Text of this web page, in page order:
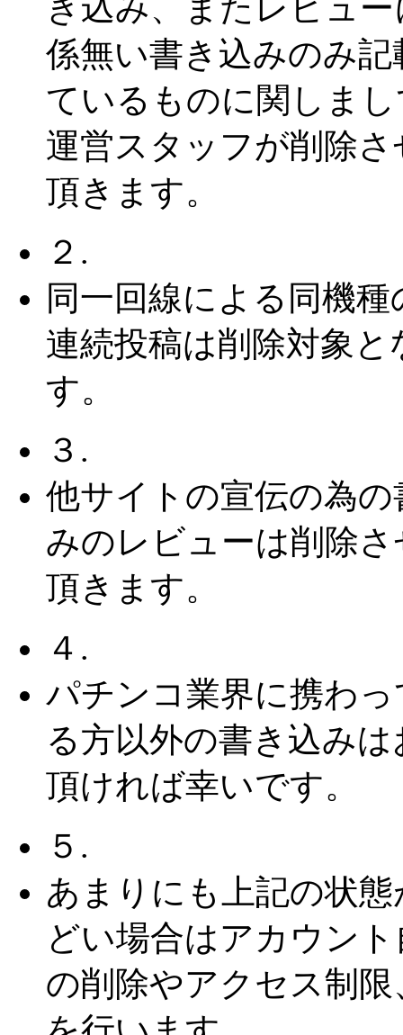
き込み、またレビュー
係無い書き込みのみ記
ているものに関しま
運営スタッフが削除さ
頂きます。
２.
同一回線による同機種
連続投稿は削除対象と
す。
３.
他サイトの宣伝の為の
みのレビューは削除さ
頂きます。
４.
パチンコ業界に携わっ
る方以外の書き込みは
頂ければ幸いです。
５.
あまりにも上記の状態
どい場合はアカウント
の削除やアクセス制限